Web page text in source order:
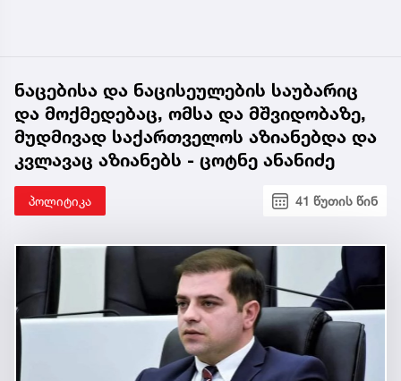
ნაცებისა და ნაცისეულების საუბარიც
და მოქმედებაც, ომსა და მშვიდობაზე,
მუდმივად საქართველოს აზიანებდა და
კვლავაც აზიანებს - ცოტნე ანანიძე
პოლიტიკა 41 წუთის წინ